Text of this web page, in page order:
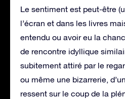
Le sentiment est peut-être
l’écran et dans les livres
entendu ou avoir eu la
de rencontre idyllique
subitement attiré par le
ou même une bizarrerie,
ressent sur le coup de la